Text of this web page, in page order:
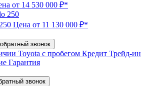
от 14 530 000 ₽*
Цена от 11 130 000 ₽*
звонок
Toyota с пробегом Кредит Трейд-ин
Гарантия
звонок